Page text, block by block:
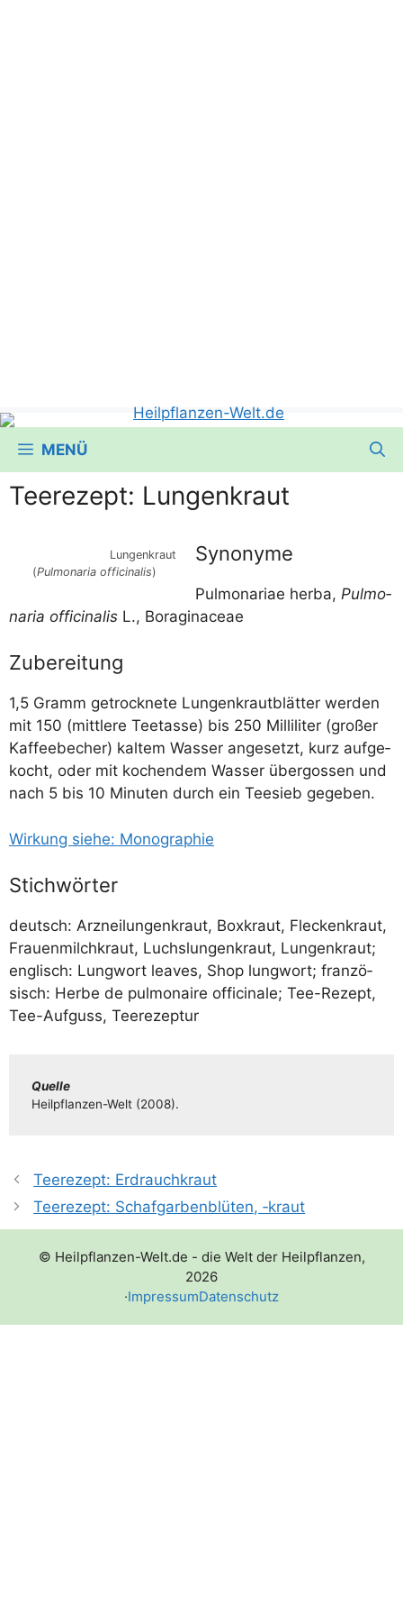
MENÜ
Teerezept: Lungenkraut
Lun­gen­kraut
(Pul­mo­na­ria offi­ci­na­lis)
Synonyme
Pul­mo­na­riae her­ba, Pul­mo­
na­ria offi­ci­na­lis L., Boraginaceae
Zubereitung
1,5 Gramm getrock­ne­te Lun­gen­kraut­blät­ter wer­den
mit 150 (mitt­le­re Tee­tas­se) bis 250 Mil­li­li­ter (gro­ßer
Kaf­fee­be­cher) kal­tem Was­ser ange­setzt, kurz auf­ge­
kocht, oder mit kochen­dem Was­ser über­gos­sen und
nach 5 bis 10 Minu­ten durch ein Tee­sieb gegeben.
Wir­kung sie­he: Monographie
Stichwörter
deutsch: Arz­nei­lun­gen­kraut, Box­kraut, Fle­cken­kraut,
Frau­en­milch­kraut, Luchs­lun­gen­kraut, Lun­gen­kraut;
eng­lisch: Lung­wort lea­ves, Shop lung­wort; fran­zö­
sisch: Her­be de pul­mon­aire offi­ci­na­le; Tee-Rezept,
Tee-Auf­guss, Teerezeptur
Quel­le
Heil­pflan­­zen-Welt (2008).
Teerezept: Erdrauchkraut
Teerezept: Schafgarbenblüten, ‑kraut
© Heilpflanzen-Welt.de - die Welt der Heilpflanzen,
2026
·ImpressumDatenschutz